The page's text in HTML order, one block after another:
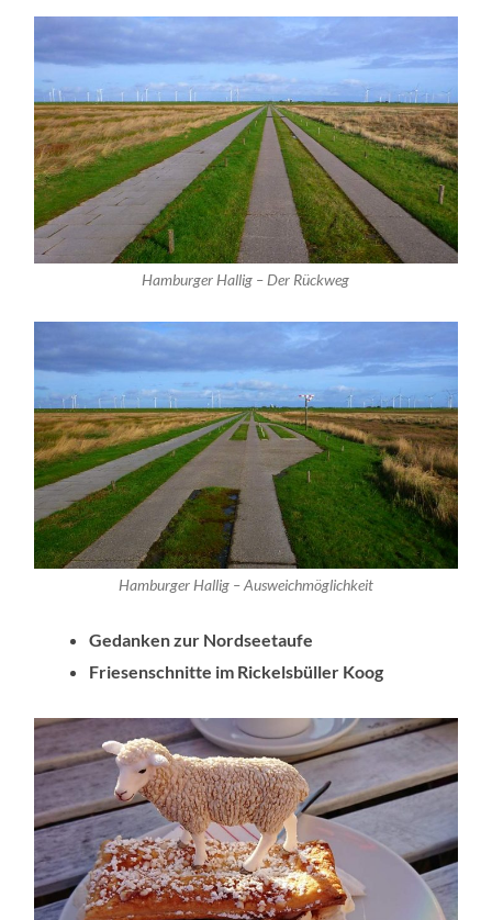
Hamburger Hallig – Der Rückweg
Hamburger Hallig – Ausweichmöglichkeit
Gedanken zur Nordseetaufe
Friesenschnitte im Rickelsbüller Koog